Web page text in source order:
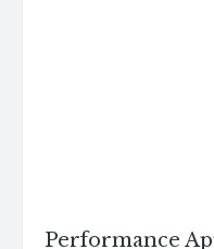
Performance